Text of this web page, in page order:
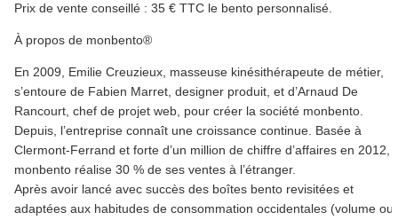
Prix de vente conseillé : 35 € TTC le bento personnalisé.
À propos de monbento®
En 2009, Emilie Creuzieux, masseuse kinésithérapeute de métier,
s’entoure de Fabien Marret, designer produit, et d’Arnaud De
Rancourt, chef de projet web, pour créer la société monbento.
Depuis, l’entreprise connaît une croissance continue. Basée à
Clermont-Ferrand et forte d’un million de chiffre d’affaires en 2012,
monbento réalise 30 % de ses ventes à l’étranger.
Après avoir lancé avec succès des boîtes bento revisitées et
adaptées aux habitudes de consommation occidentales (volume ou